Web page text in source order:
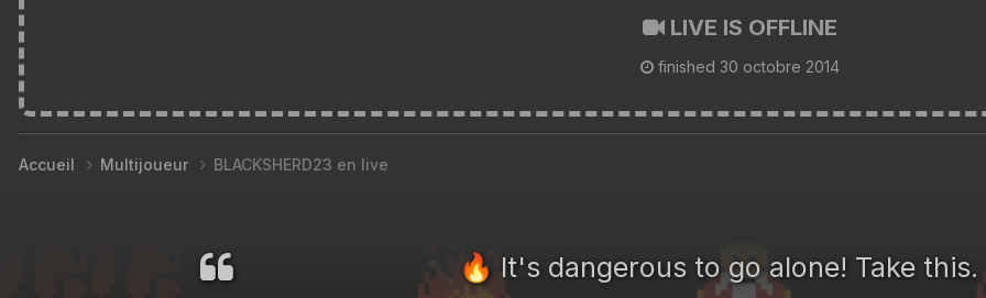
LIVE IS OFFLINE
finished 30 octobre 2014
Accueil Multijoueur BLACKSHERD23 en live
🔥 It's dangerous to go alone! Take this.